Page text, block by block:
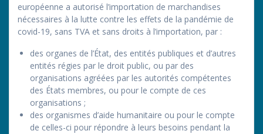
européenne a autorisé l’importation de marchandises
nécessaires à la lutte contre les effets de la pandémie de
covid-19, sans TVA et sans droits à l’importation, par :
des organes de l’État, des entités publiques et d’autres
entités régies par le droit public, ou par des
organisations agréées par les autorités compétentes
des États membres, ou pour le compte de ces
organisations ;
des organismes d’aide humanitaire ou pour le compte
de celles-ci pour répondre à leurs besoins pendant la